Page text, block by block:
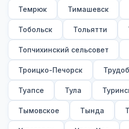
Темрюк Тимашевск
Тобольск Тольятти
Топчихинский сельсовет
Троицко-Печорск
Туапсе Тула
Тымовское Тында